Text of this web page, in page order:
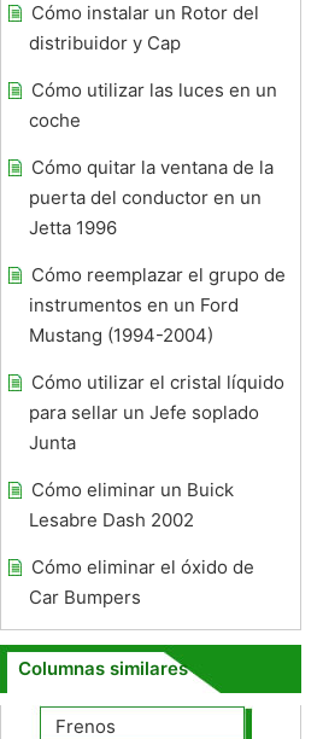
Cómo instalar un Rotor del
distribuidor y Cap
Cómo utilizar las luces en un
coche
Cómo quitar la ventana de la
puerta del conductor en un
Jetta 1996
Cómo reemplazar el grupo de
instrumentos en un Ford
Mustang (1994-2004)
Cómo utilizar el cristal líquido
para sellar un Jefe soplado
Junta
Cómo eliminar un Buick
Lesabre Dash 2002
Cómo eliminar el óxido de
Car Bumpers
Columnas similares
Frenos